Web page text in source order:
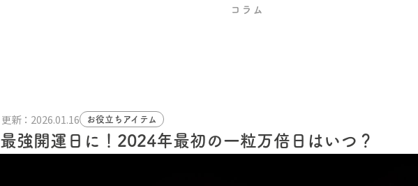
コラム
更新：2026.01.16 お役立ちアイテム
強開運日に！2024年最初の一粒万倍日はいつ？